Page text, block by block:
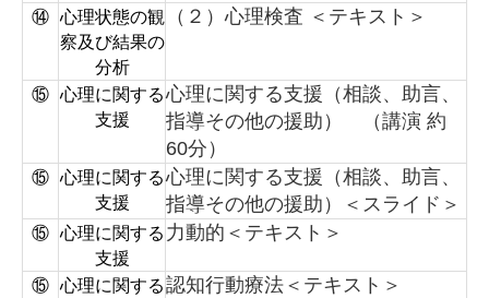
⑭ 心理状態の観
察及び結果の
分析
（２）心理検査 ＜テキスト＞
⑮ 心理に関する
支援
心理に関する支援（相談、助言、
指導その他の援助） （講演 約
60分）
⑮ 心理に関する
支援
心理に関する支援（相談、助言、
指導その他の援助）＜スライド＞
⑮ 心理に関する
支援
力動的＜テキスト＞
⑮ 心理に関する認知行動療法＜テキスト＞